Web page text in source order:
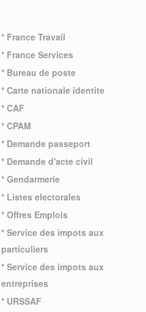
* France Travail
* France Services
* Bureau de poste
* Carte nationale identite
* CAF
* CPAM
* Demande passeport
* Demande d'acte civil
* Gendarmerie
* Listes electorales
* Offres Emplois
* Service des impots aux
particuliers
* Service des impots aux
entreprises
* URSSAF